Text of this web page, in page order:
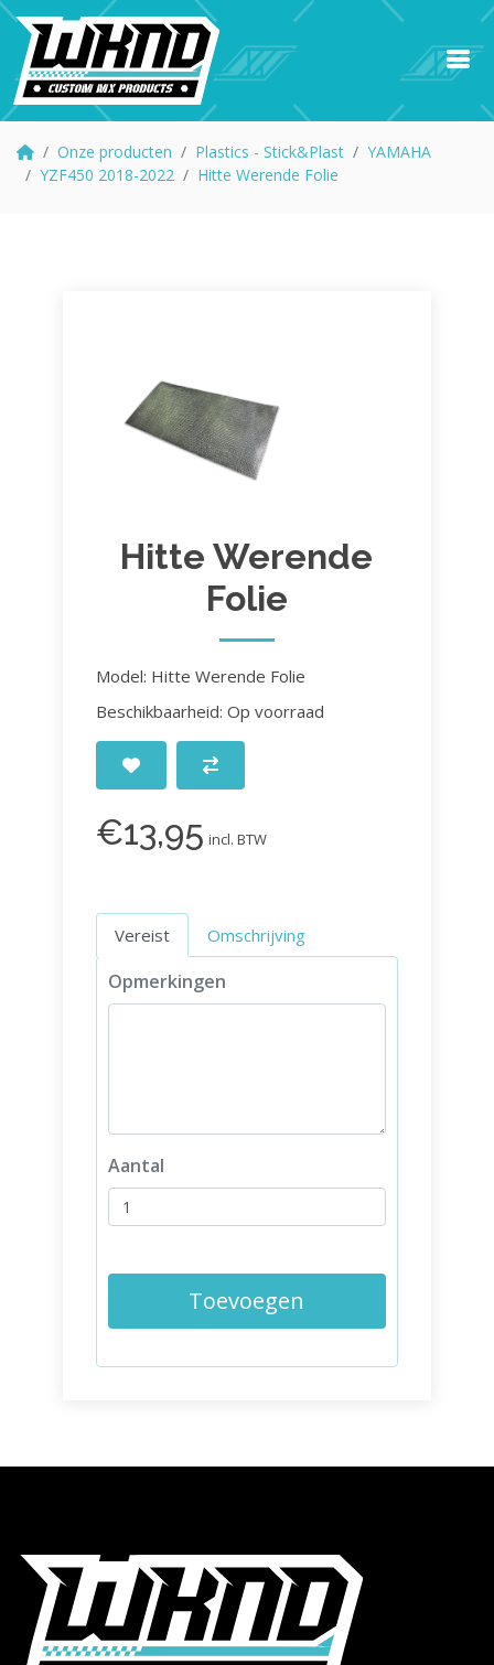
Onze producten Plastics - Stick&Plast
YAMAHA
YZF450 2018-2022
Hitte Werende Folie
Hitte Werende
Folie
Model: Hitte Werende Folie
Beschikbaarheid: Op voorraad
€13,95 incl. BTW
Vereist Omschrijving
Opmerkingen
Aantal
Toevoegen